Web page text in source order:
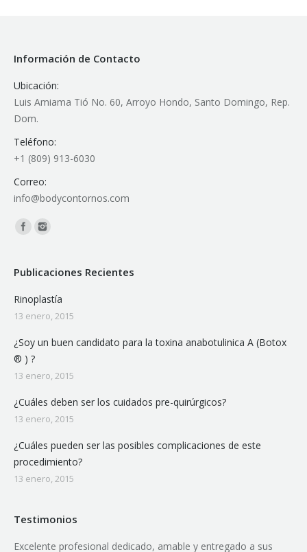
Información de Contacto
Ubicación:
Luis Amiama Tió No. 60, Arroyo Hondo, Santo Domingo, Rep.
Dom.
Teléfono:
+1 (809) 913-6030
Correo:
info@bodycontornos.com
Encuéntranos en:
Publicaciones Recientes
Rinoplastía
13 enero, 2015
¿Soy un buen candidato para la toxina anabotulinica A (Botox
® ) ?
13 enero, 2015
¿Cuáles deben ser los cuidados pre-quirúrgicos?
13 enero, 2015
¿Cuáles pueden ser las posibles complicaciones de este
procedimiento?
13 enero, 2015
Testimonios
profesional dedicado, amable y entregado a sus